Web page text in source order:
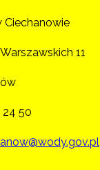
Ciechanowie
11
24 50